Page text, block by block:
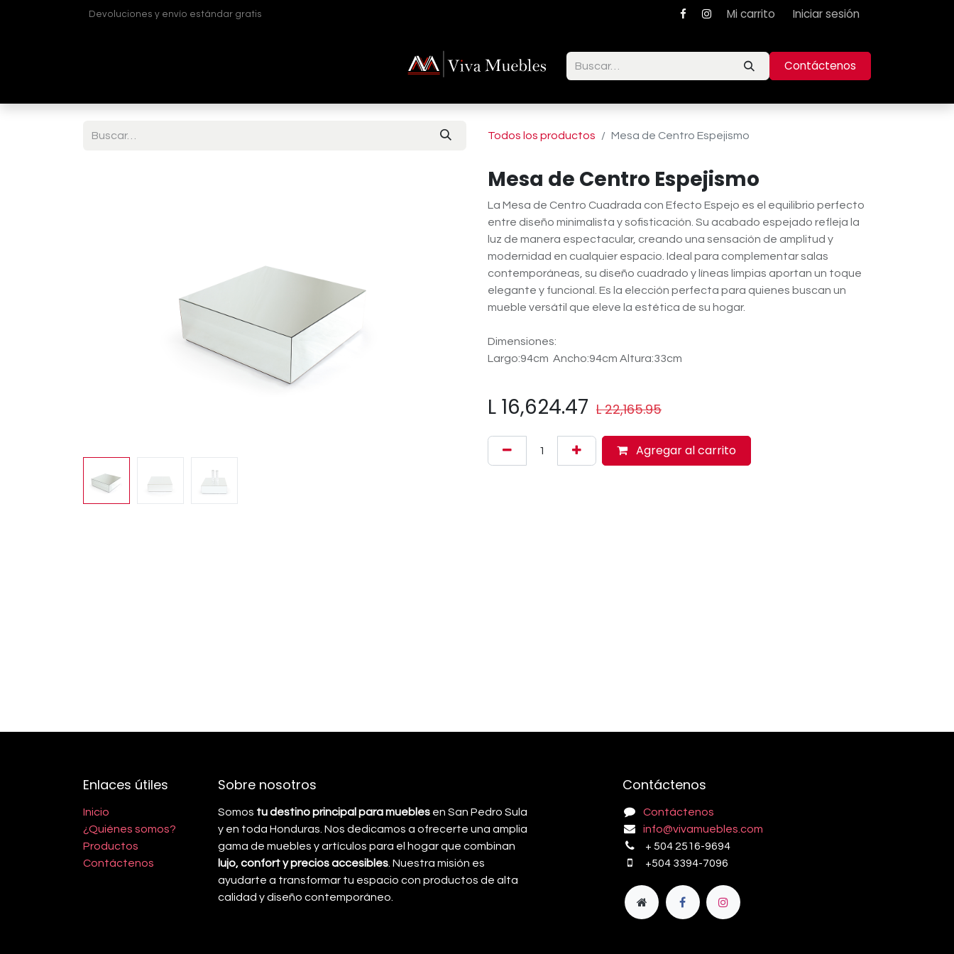
Devoluciones y envío estándar gratis Mi carrito Iniciar sesión
Contáctenos
Todos los productos Mesa de Centro Espejismo
Mesa de Centro Espejismo
La Mesa de Centro Cuadrada con Efecto Espejo es el equilibrio perfecto
entre diseño minimalista y sofisticación. Su acabado espejado refleja la
luz de manera espectacular, creando una sensación de amplitud y
modernidad en cualquier espacio. Ideal para complementar salas
contemporáneas, su diseño cuadrado y líneas limpias aportan un toque
elegante y funcional. Es la elección perfecta para quienes buscan un
mueble versátil que eleve la estética de su hogar.
Dimensiones:
Largo:94cm Ancho:94cm Altura:33cm
L 16,624.47 L22,165.95
Agregar al carrito
Enlaces útiles
Inicio
¿Quiénes somos?
Productos
Contáctenos
Sobre nosotros
Somos tu destino principal para muebles en San Pedro Sula
y en toda Honduras. Nos dedicamos a ofrecerte una amplia
gama de muebles y artículos para el hogar que combinan
lujo, confort y precios accesibles . Nuestra misión es
ayudarte a transformar tu espacio con productos de alta
calidad y diseño contemporáneo.
Contáctenos
Contáctenos
info@vivamuebles.com
+ 504 2516-9694
+504 3394-7096